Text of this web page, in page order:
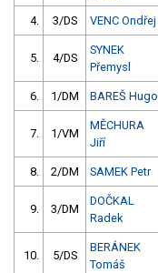
4. 3/DS VENC Ondřej
5. 4/DS
SYNEK
Přemysl
6. 1/DM BAREŠ Hugo
7. 1/VM
MĚCHURA
Jiří
8. 2/DM SAMEK Petr
9. 3/DM
DOČKAL
Radek
10. 5/DS
BERÁNEK
Tomáš